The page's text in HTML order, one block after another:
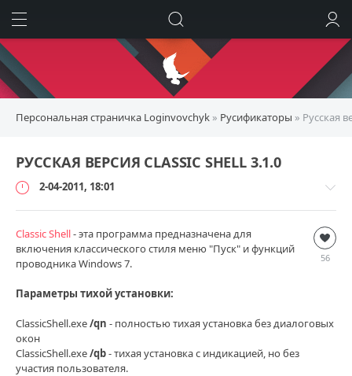
Персональная страничка Loginvovchyk » Русификаторы » Русская
РУССКАЯ ВЕРСИЯ CLASSIC SHELL 3.1.0
2-04-2011, 18:01
Русификаторы
loginvovchyk
350
56
Classic Shell- эта программа предназначена для
включения классического стиля меню "Пуск" и функций
проводника Windows 7.
Параметры тихой установки:
ClassicShell.exe/qn - полностью тихая установка без диалоговых
окон
ClassicShell.exe/qb- тихая установка с индикацией, но без
участия пользователя.